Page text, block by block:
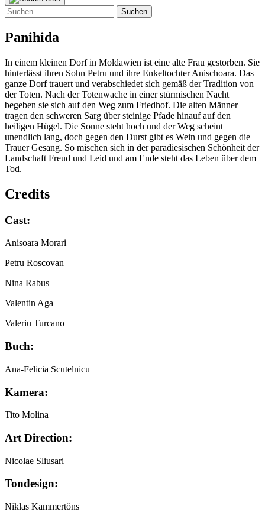
Suchen
nach:
Pani­hi­da
In einem kleinen Dorf in Moldawien ist eine alte Frau gestorben. Sie
hinterlässt ihren Sohn Petru und ihre Enkeltochter Anischoara. Das
ganze Dorf trauert und verabschiedet sich gemäß der Tradition von
der Toten. Nach der Totenwache in einer stürmischen Nacht
begeben sie sich auf den Weg zum Friedhof. Die alten Männer
tragen den schweren Sarg über steinige Pfade hinauf auf den
heiligen Hügel. Die Sonne steht hoch und der Weg scheint
unendlich lang, doch gegen den Durst gibt es Wein und gegen die
Trauer Gesang. So mischen sich in der paradiesischen Schönheit der
Landschaft Freud und Leid und am Ende steht das Leben über dem
Tod.
Credits
Cast:
Anisoara Morari
Petru Roscovan
Nina Rabus
Valentin Aga
Valeriu Turcano
Buch:
Ana-Felicia Scutelnicu
Kamera:
Tito Molina
Art Direction:
Nicolae Sliusari
Tondesign:
Niklas Kammertöns